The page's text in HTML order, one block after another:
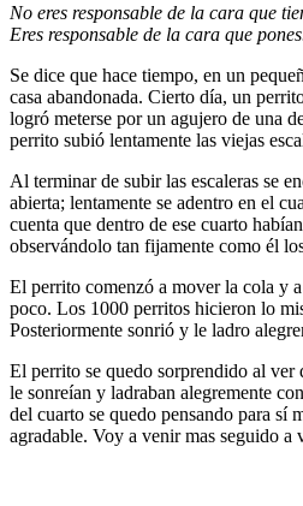
No eres responsable de la cara que
Eres responsable de la cara que
Se dice que hace tiempo, en un
casa abandonada. Cierto día, un
logró meterse por un agujero de una
perrito subió lentamente las viejas
Al terminar de subir las escaleras se
abierta; lentamente se adentro en el
cuenta que dentro de ese cuarto
observándolo tan fijamente como él
El perrito comenzó a mover la cola y
poco. Los 1000 perritos hicieron lo
Posteriormente sonrió y le ladro
El perrito se quedo sorprendido al ver
le sonreían y ladraban alegremente
del cuarto se quedo pensando para sí
agradable. Voy a venir mas seguido a